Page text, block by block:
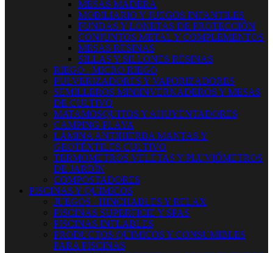
MESAS MADERA
MOBILIARIO Y JUEGOS INFANTILES
FUNDAS Y LONETAS DE PROTECCIÓN
CONJUNTOS METAL Y COMPLEMENTOS
MESAS RESINAS
SILLAS Y SILLONES RESINAS
RIEGO - MICRO RIEGO
PULVERIZADORES Y VAPORIZADORES
SEMILLEROS MINIINVERNADEROS Y MESAS
DE CULTIVO
MATAMOSQUITOS Y AHUYENTADORES
CAMPING-PLAYA
LÁMINA ANTIHIERBA MANTAS Y
GEOTÉXTILES CULTIVO
TERMOMETROS VELETAS Y PLUVIÓMETROS
DE JARDÍN
COMPOSTADORES
PISCINAS Y QUIMICOS
JUEGOS - HINCHABLES Y RELAX
PISCINAS SUPERFICIE Y SPAS
PISCINAS INFLABLES
PRODUCTOS QUIMICOS Y CONSUMIBLES
PARA PISCINAS